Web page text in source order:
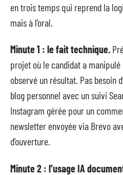
en trois temps qui reprend la
mais à l’oral.
Minute 1 : le fait technique.
projet où le candidat a
observé un résultat. Pas besoin
blog personnel avec un suivi
Instagram gérée pour un
newsletter envoyée via Brevo
d’ouverture.
Minute 2 : l’usage IA